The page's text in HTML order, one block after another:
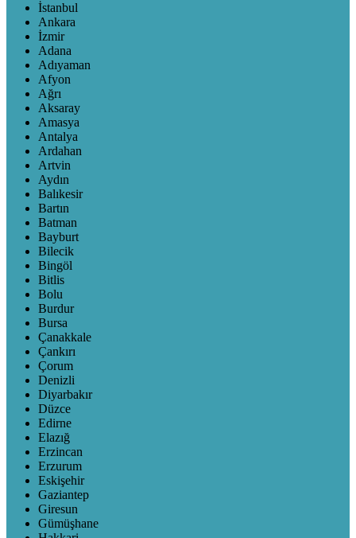
İstanbul
Ankara
İzmir
Adana
Adıyaman
Afyon
Ağrı
Aksaray
Amasya
Antalya
Ardahan
Artvin
Aydın
Balıkesir
Bartın
Batman
Bayburt
Bilecik
Bingöl
Bitlis
Bolu
Burdur
Bursa
Çanakkale
Çankırı
Çorum
Denizli
Diyarbakır
Düzce
Edirne
Elazığ
Erzincan
Erzurum
Eskişehir
Gaziantep
Giresun
Gümüşhane